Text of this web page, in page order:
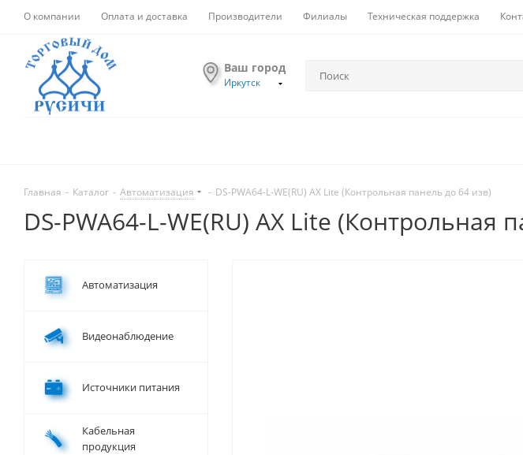
О компании Оплата и доставка Производители Филиалы Техническая поддержка
Ваш город
Иркутск
Главная - Каталог - Автоматизация - DS-PWA64-L-WE(RU) AX Lite (Контрольная панель до 64 изв)
DS-PWA64-L-WE(RU) AX Lite (Контрольная
Автоматизация
Видеонаблюдение
Источники питания
Кабельная
продукция